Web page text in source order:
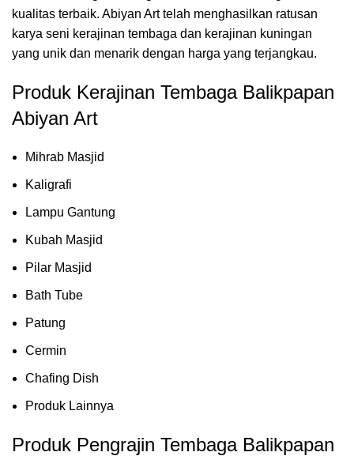
kualitas terbaik. Abiyan Art telah menghasilkan ratusan
karya seni kerajinan tembaga dan kerajinan kuningan
yang unik dan menarik dengan harga yang terjangkau.
Produk Kerajinan Tembaga Balikpapan
Abiyan Art
Mihrab Masjid
Kaligrafi
Lampu Gantung
Kubah Masjid
Pilar Masjid
Bath Tube
Patung
Cermin
Chafing Dish
Produk Lainnya
Produk Pengrajin Tembaga Balikpapan